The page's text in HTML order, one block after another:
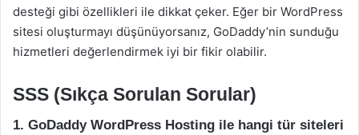
desteği gibi özellikleri ile dikkat çeker. Eğer bir WordPress
sitesi oluşturmayı düşünüyorsanız, GoDaddy’nin sunduğu
hizmetleri değerlendirmek iyi bir fikir olabilir.
SSS (Sıkça Sorulan Sorular)
1. GoDaddy WordPress Hosting ile hangi tür siteleri